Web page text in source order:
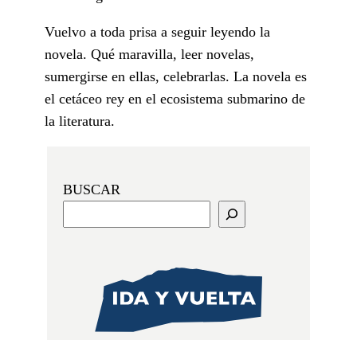
Vuelvo a toda prisa a seguir leyendo la
novela. Qué maravilla, leer novelas,
sumergirse en ellas, celebrarlas. La novela es
el cetáceo rey en el ecosistema submarino de
la literatura.
BUSCAR